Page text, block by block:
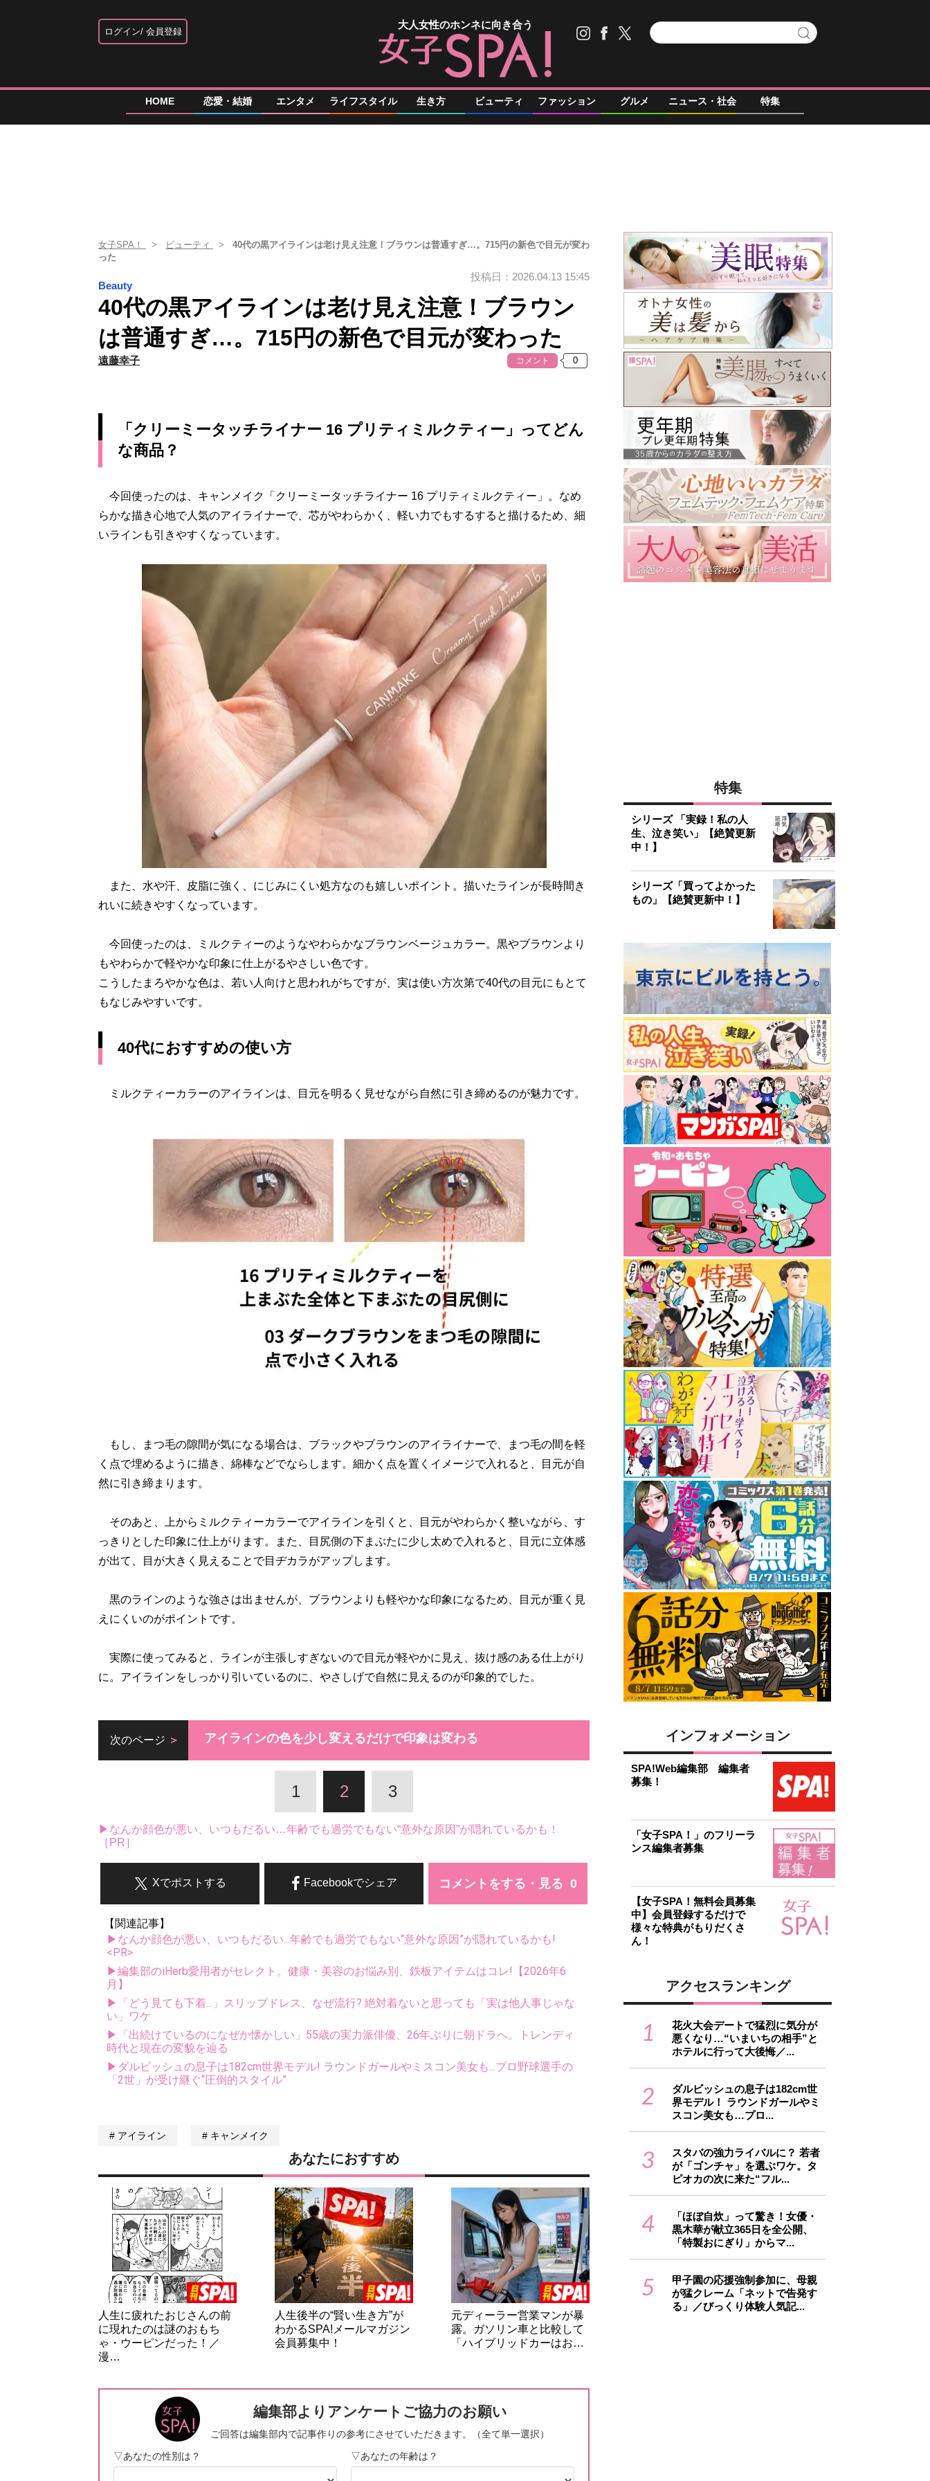
ログイン 会員登録
大人女性のホンネに向き合う
HOME 恋愛・結婚 エンタメ ライフスタイル 生き方 ビューティ ファッション グルメ ニュース・社会 特集
女子SPA！ ビューティ
40代の黒アイラインは老け見え注意！ブラウンは普通すぎ…。715円の新色で目元が変わ
った
Beauty
投稿日：2026.04.13 15:45
40代の黒アイラインは老け見え注意！ブラウン
は普通すぎ…。715円の新色で目元が変わった
遠藤幸子 コメント
「クリーミータッチライナー 16 プリティミルクティー」ってどん
な商品？
今回使ったのは、キャンメイク「クリーミータッチライナー 16 プリティミルクティー」。なめ
らかな描き心地で人気のアイライナーで、芯がやわらかく、軽い力でもするすると描けるため、細
いラインも引きやすくなっています。
また、水や汗、皮脂に強く、にじみにくい処方なのも嬉しいポイント。描いたラインが長時間き
れいに続きやすくなっています。
今回使ったのは、ミルクティーのようなやわらかなブラウンベージュカラー。黒やブラウンより
もやわらかで軽やかな印象に仕上がるやさしい色です。
こうしたまろやかな色は、若い人向けと思われがちですが、実は使い方次第で40代の目元にもとて
もなじみやすいです。
40代におすすめの使い方
ミルクティーカラーのアイラインは、目元を明るく見せながら自然に引き締めるのが魅力です。
もし、まつ毛の隙間が気になる場合は、ブラックやブラウンのアイライナーで、まつ毛の間を軽
く点で埋めるように描き、綿棒などでならします。細かく点を置くイメージで入れると、目元が自
然に引き締まります。
そのあと、上からミルクティーカラーでアイラインを引くと、目元がやわらかく整いながら、す
っきりとした印象に仕上がります。また、目尻側の下まぶたに少し太めで入れると、目元に立体感
が出て、目が大きく見えることで目ヂカラがアップします。
黒のラインのような強さは出ませんが、ブラウンよりも軽やかな印象になるため、目元が重く見
えにくいのがポイントです。
実際に使ってみると、ラインが主張しすぎないので目元が軽やかに見え、抜け感のある仕上がり
に。アイラインをしっかり引いているのに、やさしげで自然に見えるのが印象的でした。
次のページ アイラインの色を少し変えるだけで印象は変わる
1 2 3
▶なんか顔色が悪い、いつもだるい…年齢でも過労でもない“意外な原因”が隠れているかも！
［PR］
コメントをする・見る
Facebookでシェア
Xでポストする
【関連記事】
▶なんか顔色が悪い、いつもだるい...年齢でも過労でもない“意外な原因”が隠れているかも!
<PR>
▶編集部のiHerb愛用者がセレクト。健康・美容のお悩み別、鉄板アイテムはコレ!【2026年6
月】
▶「どう見ても下着...」スリップドレス、なぜ流行? 絶対着ないと思っても「実は他人事じゃな
い」ワケ
▶「出続けているのになぜか懐かしい」55歳の実力派俳優、26年ぶりに朝ドラへ。トレンディ
時代と現在の変貌を辿る
▶ダルビッシュの息子は182cm世界モデル! ラウンドガールやミスコン美女も...プロ野球選手の
「2世」が受け継ぐ“圧倒的スタイル”
アイライン キャンメイク
あなたにおすすめ
人生に疲れたおじさんの前
に現れたのは謎のおもち
ゃ・ウーピンだった！／
漫…
人生後半の“賢い生き方”が
わかるSPA!メールマガジン
会員募集中！
元ディーラー営業マンが暴
露。ガソリン車と比較して
「ハイブリッドカーはお…
特集
シリーズ 「実録！私の人
生、泣き笑い」【絶賛更新
中！】
シリーズ「買ってよかった
もの」【絶賛更新中！】
インフォメーション
SPA!Web編集部 編集者
募集！
「女子SPA！」のフリーラ
ンス編集者募集
【女子SPA！無料会員募集
中】会員登録するだけで
様々な特典がもりだくさ
ん！
アクセスランキング
1
花火大会デートで猛烈に気分が
悪くなり…“いまいちの相手”と
ホテルに行って大後悔／...
2
ダルビッシュの息子は182cm世
界モデル！ ラウンドガールやミ
スコン美女も…プロ...
3
スタバの強力ライバルに？ 若者
が「ゴンチャ」を選ぶワケ。タ
ピオカの次に来た“フル...
4
「ほぼ自炊」って驚き！女優・
黒木華が献立365日を全公開、
「特製おにぎり」からマ...
5
甲子園の応援強制参加に、母親
が猛クレーム「ネットで告発す
る」／びっくり体験人気記...